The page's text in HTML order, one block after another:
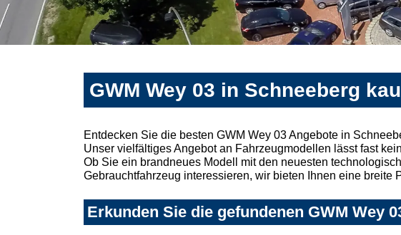
GWM Wey 03 in Schneeberg
Entdecken Sie die besten GWM Wey 03 Angebote in
Unser vielfältiges Angebot an Fahrzeugmodellen lässt fast
Ob Sie ein brandneues Modell mit den neuesten
Gebrauchtfahrzeug interessieren, wir bieten Ihnen eine breite
Erkunden Sie die gefundenen GWM Wey